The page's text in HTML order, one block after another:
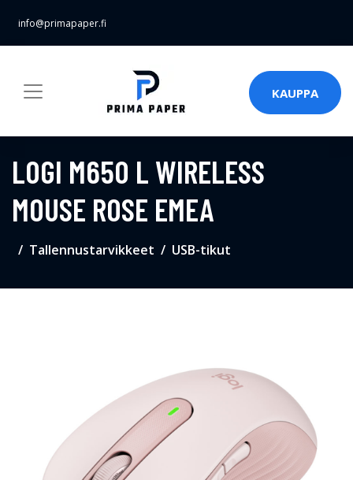
info@primapaper.fi
KAUPPA
LOGI M650 L WIRELESS
MOUSE ROSE EMEA
Tallennustarvikkeet USB-tikut